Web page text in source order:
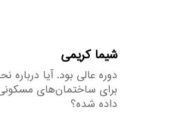
شیما کریمی
دوره عالی بود. آیا
برای ساختمان‌های
داده شده؟